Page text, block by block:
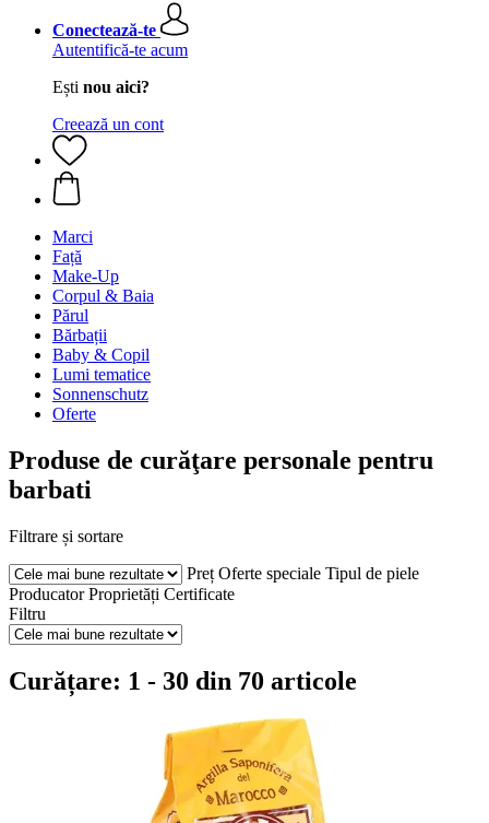
Conectează-te
Autentifică-te acum
Ești nou aici?
Creează un cont
Marci
Față
Make-Up
Corpul & Baia
Părul
Bărbații
Baby & Copil
Lumi tematice
Sonnenschutz
Oferte
Produse de curăţare personale pentru
barbati
Filtrare și sortare
Preț Oferte speciale Tipul de piele
Producator Proprietăți Certificate
Filtru
Curățare: 1 - 30 din 70 articole